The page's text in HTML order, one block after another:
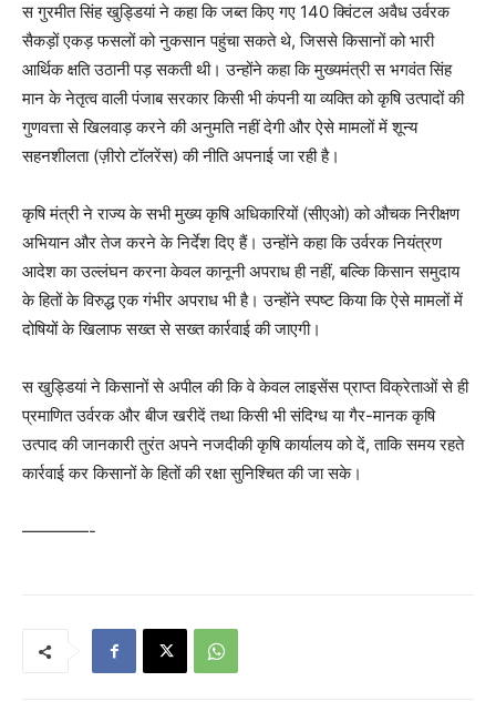
स गुरमीत सिंह खुड्डियां ने कहा कि जब्त किए गए 140 क्विंटल अवैध उर्वरक
सैकड़ों एकड़ फसलों को नुकसान पहुंचा सकते थे, जिससे किसानों को भारी
आर्थिक क्षति उठानी पड़ सकती थी। उन्होंने कहा कि मुख्यमंत्री स भगवंत सिंह
मान के नेतृत्व वाली पंजाब सरकार किसी भी कंपनी या व्यक्ति को कृषि उत्पादों की
गुणवत्ता से खिलवाड़ करने की अनुमति नहीं देगी और ऐसे मामलों में शून्य
सहनशीलता (ज़ीरो टॉलरेंस) की नीति अपनाई जा रही है।
कृषि मंत्री ने राज्य के सभी मुख्य कृषि अधिकारियों (सीएओ) को औचक निरीक्षण
अभियान और तेज करने के निर्देश दिए हैं। उन्होंने कहा कि उर्वरक नियंत्रण
आदेश का उल्लंघन करना केवल कानूनी अपराध ही नहीं, बल्कि किसान समुदाय
के हितों के विरुद्ध एक गंभीर अपराध भी है। उन्होंने स्पष्ट किया कि ऐसे मामलों में
दोषियों के खिलाफ सख्त से सख्त कार्रवाई की जाएगी।
स खुड्डियां ने किसानों से अपील की कि वे केवल लाइसेंस प्राप्त विक्रेताओं से ही
प्रमाणित उर्वरक और बीज खरीदें तथा किसी भी संदिग्ध या गैर-मानक कृषि
उत्पाद की जानकारी तुरंत अपने नजदीकी कृषि कार्यालय को दें, ताकि समय रहते
कार्रवाई कर किसानों के हितों की रक्षा सुनिश्चित की जा सके।
————-